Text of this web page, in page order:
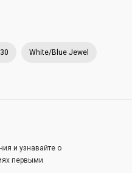
30 White/Blue Jewel
и узнавайте о
первыми